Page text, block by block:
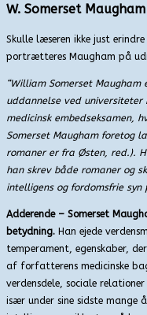
W. Somerset Maugham
Skulle læseren ikke just
portrætteres Maugham på
“William Somerset
uddannelse ved universiteter
medicinsk embedseksamen,
Somerset Maugham foretog
romaner er fra Østen, red.).
han skrev både romaner og
intelligens og fordomsfrie
Adderende – Somerset
betydning. Han ejede
temperament, egenskaber,
af forfatterens medicinske
verdensdele, sociale
især under sine sidste mange